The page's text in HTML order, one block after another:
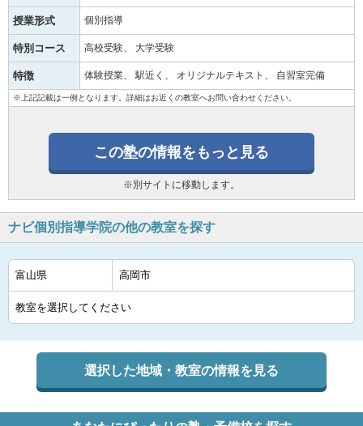
授業形式 個別指導
特別コース 高校受験 大学受験
特徴 体験授業 駅近く オリジナルテキスト 自習室完備
※上記記載は一例となります。詳細はお近くの教室へお問い合わせください。
この塾の情報をもっと見る
※別サイトに移動します。
ナビ個別指導学院の他の教室を探す
選択した地域・教室の情報を見る